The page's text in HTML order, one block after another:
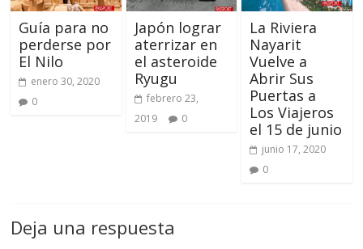
Guía para no
perderse por
El Nilo
enero 30, 2020
0
Japón lograr
aterrizar en
el asteroide
Ryugu
febrero 23,
2019
0
La Riviera
Nayarit
Vuelve a
Abrir Sus
Puertas a
Los Viajeros
el 15 de junio
junio 17, 2020
0
Deja una respuesta